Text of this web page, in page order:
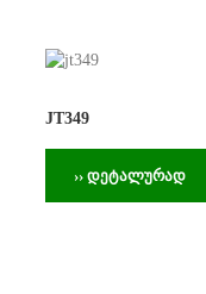
JT349
›› დეტალურად